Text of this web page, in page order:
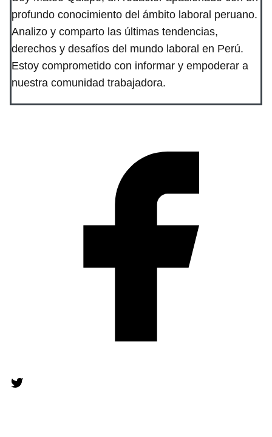
profundo conocimiento del ámbito laboral peruano.
Analizo y comparto las últimas tendencias,
derechos y desafíos del mundo laboral en Perú.
Estoy comprometido con informar y empoderar a
nuestra comunidad trabajadora.